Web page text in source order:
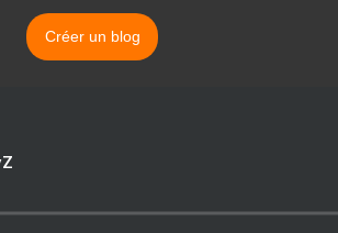
Créer un blog